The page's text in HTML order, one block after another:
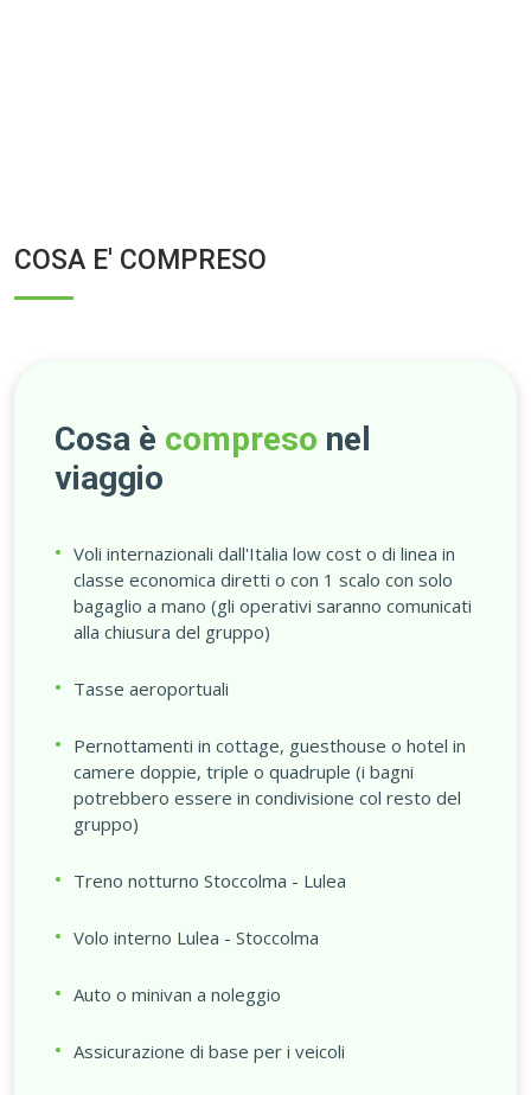
COSA E' COMPRESO
Cosa è compreso nel
viaggio
Voli internazionali dall'Italia low cost o di linea in
classe economica diretti o con 1 scalo con solo
bagaglio a mano (gli operativi saranno comunicati
alla chiusura del gruppo)
Tasse aeroportuali
Pernottamenti in cottage, guesthouse o hotel in
camere doppie, triple o quadruple (i bagni
potrebbero essere in condivisione col resto del
gruppo)
Treno notturno Stoccolma - Lulea
Volo interno Lulea - Stoccolma
Auto o minivan a noleggio
Assicurazione di base per i veicoli